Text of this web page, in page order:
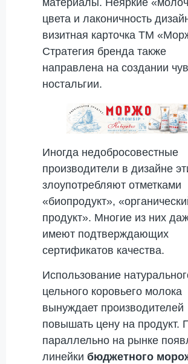
цвета и лаконичность
визитная карточка ТМ
Стратегия бренда также
направлена на создании
ностальгии.
Иногда недобросовестные
производители в дизайне
злоупотребляют отметками
«биопродукт»,
продукт». Многие из них
имеют подтверждающих
сертификатов качества.
Использование
цельного коровьего молока
вынуждает производителей
повышать цену на продукт.
параллельно на рынке
линейки бюджетного